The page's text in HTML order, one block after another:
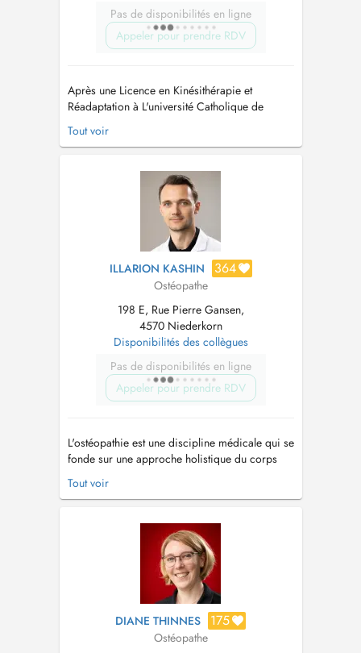
Pas de disponibilités en ligne
Appeler pour prendre RDV
Après une Licence en Kinésithérapie et
Réadaptation à L'université Catholique de
Louvain (UCL)achevée en 2001, j'ai poursuivi
une formation au Sutherland College of
Ostéopathe D.O. en 2007....
Tout voir
ILLARION KASHIN 364
Ostéopathe
198 E, Rue Pierre Gansen,
4570 Niederkorn
Disponibilités des collègues
Pas de disponibilités en ligne
Appeler pour prendre RDV
L'ostéopathie est une discipline médicale qui se
fonde sur une approche holistique du corps
humain, visant à diagnostiquer et à traiter les
dysfonctionnements somatiques par le biais de
intégré de diagnostic et de traitement, axé sur
le principe de l'unité...
Tout voir
DIANE THINNES 175
Ostéopathe